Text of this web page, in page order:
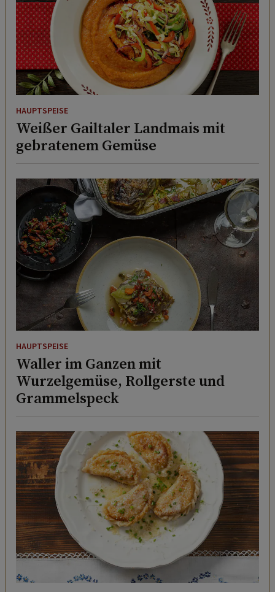
HAUPTSPEISE
Weißer Gailtaler Landmais mit
gebratenem Gemüse
HAUPTSPEISE
Waller im Ganzen mit
Wurzelgemüse, Rollgerste und
Grammelspeck